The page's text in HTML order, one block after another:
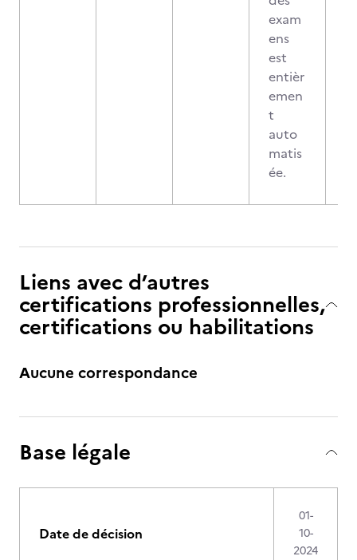
exam
ens
est
entièr
emen
t
auto
matis
ée.
Liens avec d’autres
certifications professionnelles,
certifications ou habilitations
Aucune correspondance
Base légale
Date de décision
01-
10-
2024